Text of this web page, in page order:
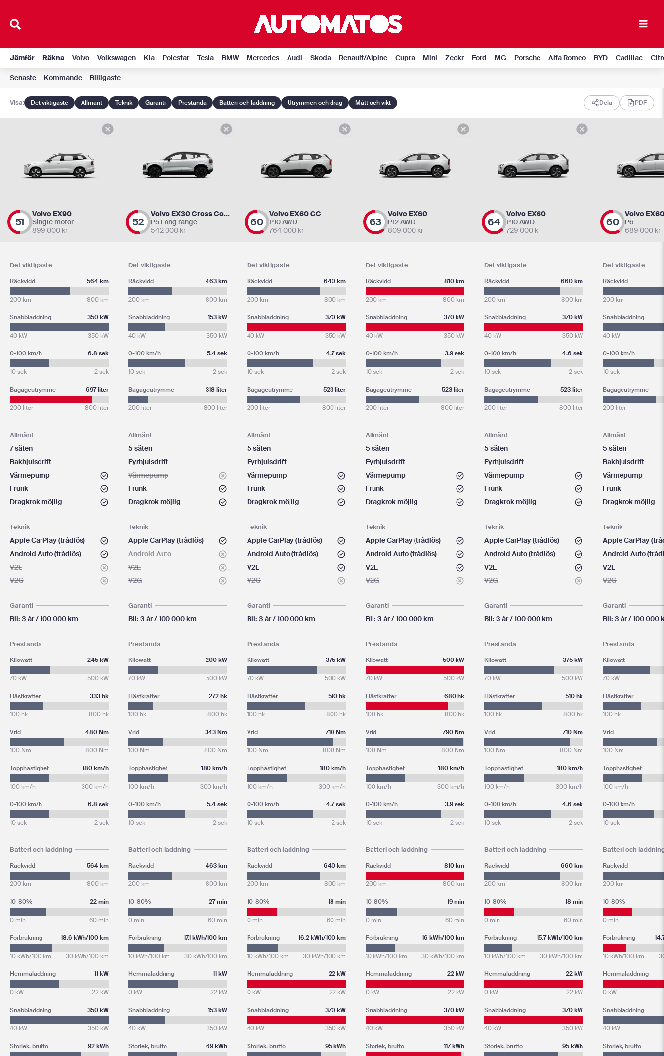
innehåll
Jämför Räkna Volvo Volkswagen Kia Polestar Tesla BMW Mercedes Audi Skoda Renault/Alpine Cupra Mini Zeekr Ford MG Porsche Alfa Romeo BYD Cadillac
Senaste Kommande Billigaste
Visa: Det viktigaste Allmänt Teknik Garanti Prestanda Batteri och laddning Utrymmen och drag Mått och vikt Dela PDF
51
Volvo EX90
Single motor
899 000 kr
52
Volvo EX30 Cross Country
P5 Long range
542 000 kr
60
Volvo EX60 CC
P10 AWD
764 000 kr
63
Volvo EX60
P12 AWD
809 000 kr
64
Volvo EX60
P10 AWD
729 000 kr
60
Volvo EX60
P6
689 000 kr
Det viktigaste
Räckvidd 564 km
200 km 800 km
Snabbladdning 350 kW
40 kW 350 kW
0-100 km/h 6.8 sek
10 sek 2 sek
Bagageutrymme 697 liter
200 liter 800 liter
Allmänt
7 säten
Bakhjulsdrift
Värmepump
Frunk
Dragkrok möjlig
Teknik
Apple CarPlay (trådlös)
Android Auto (trådlös)
V2L
V2G
Garanti
Bil: 3 år / 100 000 km
Prestanda
Kilowatt 245 kW
70 kW 500 kW
Hästkrafter 333 hk
100 hk 800 hk
Vrid 480 Nm
100 Nm 800 Nm
Topphastighet 180 km/h
100 km/h 300 km/h
0-100 km/h 6.8 sek
10 sek 2 sek
Batteri och laddning
Räckvidd 564 km
200 km 800 km
10-80% 22 min
0 min 60 min
Förbrukning 18.6 kWh/100 km
10 kWh/100 km 30 kWh/100 km
Hemmaladdning 11 kW
0 kW 22 kW
Snabbladdning 350 kW
40 kW 350 kW
Storlek, brutto 92 kWh
Det viktigaste
Räckvidd 463 km
200 km 800 km
Snabbladdning 153 kW
40 kW 350 kW
0-100 km/h 5.4 sek
10 sek 2 sek
Bagageutrymme 318 liter
200 liter 800 liter
Allmänt
5 säten
Fyrhjulsdrift
Värmepump
Frunk
Dragkrok möjlig
Teknik
Apple CarPlay (trådlös)
Android Auto
V2L
V2G
Garanti
Bil: 3 år / 100 000 km
Prestanda
Kilowatt 200 kW
70 kW 500 kW
Hästkrafter 272 hk
100 hk 800 hk
Vrid 343 Nm
100 Nm 800 Nm
Topphastighet 180 km/h
100 km/h 300 km/h
0-100 km/h 5.4 sek
10 sek 2 sek
Batteri och laddning
Räckvidd 463 km
200 km 800 km
10-80% 27 min
0 min 60 min
Förbrukning 17.1 kWh/100 km
10 kWh/100 km 30 kWh/100 km
Hemmaladdning 11 kW
0 kW 22 kW
Snabbladdning 153 kW
40 kW 350 kW
Storlek, brutto 69 kWh
Det viktigaste
Räckvidd 640 km
200 km 800 km
Snabbladdning 370 kW
40 kW 350 kW
0-100 km/h 4.7 sek
10 sek 2 sek
Bagageutrymme 523 liter
200 liter 800 liter
Allmänt
5 säten
Fyrhjulsdrift
Värmepump
Frunk
Dragkrok möjlig
Teknik
Apple CarPlay (trådlös)
Android Auto (trådlös)
V2L
V2G
Garanti
Bil: 3 år / 100 000 km
Prestanda
Kilowatt 375 kW
70 kW 500 kW
Hästkrafter 510 hk
100 hk 800 hk
Vrid 710 Nm
100 Nm 800 Nm
Topphastighet 180 km/h
100 km/h 300 km/h
0-100 km/h 4.7 sek
10 sek 2 sek
Batteri och laddning
Räckvidd 640 km
200 km 800 km
10-80% 18 min
0 min 60 min
Förbrukning 16.2 kWh/100 km
10 kWh/100 km 30 kWh/100 km
Hemmaladdning 22 kW
0 kW 22 kW
Snabbladdning 370 kW
40 kW 350 kW
Storlek, brutto 95 kWh
Det viktigaste
Räckvidd 810 km
200 km 800 km
Snabbladdning 370 kW
40 kW 350 kW
0-100 km/h 3.9 sek
10 sek 2 sek
Bagageutrymme 523 liter
200 liter 800 liter
Allmänt
5 säten
Fyrhjulsdrift
Värmepump
Frunk
Dragkrok möjlig
Teknik
Apple CarPlay (trådlös)
Android Auto (trådlös)
V2L
V2G
Garanti
Bil: 3 år / 100 000 km
Prestanda
Kilowatt 500 kW
70 kW 500 kW
Hästkrafter 680 hk
100 hk 800 hk
Vrid 790 Nm
100 Nm 800 Nm
Topphastighet 180 km/h
100 km/h 300 km/h
0-100 km/h 3.9 sek
10 sek 2 sek
Batteri och laddning
Räckvidd 810 km
200 km 800 km
10-80% 19 min
0 min 60 min
Förbrukning 16 kWh/100 km
10 kWh/100 km 30 kWh/100 km
Hemmaladdning 22 kW
0 kW 22 kW
Snabbladdning 370 kW
40 kW 350 kW
Storlek, brutto 117 kWh
Det viktigaste
Räckvidd 660 km
200 km 800 km
Snabbladdning 370 kW
40 kW 350 kW
0-100 km/h 4.6 sek
10 sek 2 sek
Bagageutrymme 523 liter
200 liter 800 liter
Allmänt
5 säten
Fyrhjulsdrift
Värmepump
Frunk
Dragkrok möjlig
Teknik
Apple CarPlay (trådlös)
Android Auto (trådlös)
V2L
V2G
Garanti
Bil: 3 år / 100 000 km
Prestanda
Kilowatt 375 kW
70 kW 500 kW
Hästkrafter 510 hk
100 hk 800 hk
Vrid 710 Nm
100 Nm 800 Nm
Topphastighet 180 km/h
100 km/h 300 km/h
0-100 km/h 4.6 sek
10 sek 2 sek
Batteri och laddning
Räckvidd 660 km
200 km 800 km
10-80% 18 min
0 min 60 min
Förbrukning 15.7 kWh/100 km
10 kWh/100 km 30 kWh/100 km
Hemmaladdning 22 kW
0 kW 22 kW
Snabbladdning 370 kW
40 kW 350 kW
Storlek, brutto 95 kWh
Det viktigaste
Räckvidd
200 km
Snabbladdning
40 kW
0-100 km/h
10 sek
Bagageutrymme
200 liter
Allmänt
5 säten
Bakhjulsdrift
Värmepump
Frunk
Dragkrok möjlig
Teknik
Apple CarPlay
Android Auto
V2L
V2G
Garanti
Bil: 3 år / 100 000
Prestanda
Kilowatt
70 kW
Hästkrafter
100 hk
Vrid
100 Nm
Topphastighet
100 km/h
0-100 km/h
10 sek
Batteri och
Räckvidd
200 km
10-80%
0 min
Förbrukning
10 kWh/100 km
Hemmaladdning
0 kW
Snabbladdning
40 kW
Storlek, brutto